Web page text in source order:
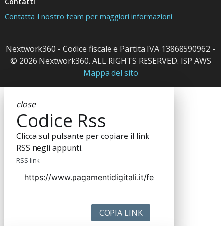
Contatta il nostro team per maggiori informazioni
Nextwork360 - Codice fiscale e Partita IVA 13868590962 -
© 2026 Nextwork360. ALL RIGHTS RESERVED. ISP AWS
Mappa del sito
close
Codice Rss
Clicca sul pulsante per copiare il link
RSS negli appunti.
RSS link
COPIA LINK